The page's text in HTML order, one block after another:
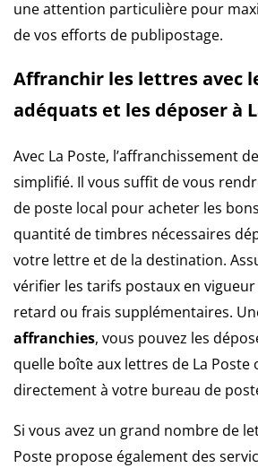
une attention particulière pour
de vos efforts de publipostage.
Affranchir les lettres avec
adéquats et les déposer à
Avec La Poste, l’affranchissement
simplifié. Il vous suffit de vous
de poste local pour acheter les
quantité de timbres nécessaires
votre lettre et de la destination.
vérifier les tarifs postaux en
retard ou frais supplémentaires.
affranchies, vous pouvez les
quelle boîte aux lettres de La
directement à votre bureau de
Si vous avez un grand nombre de
Poste propose également des